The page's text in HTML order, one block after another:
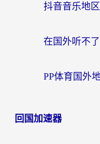
回国加速器